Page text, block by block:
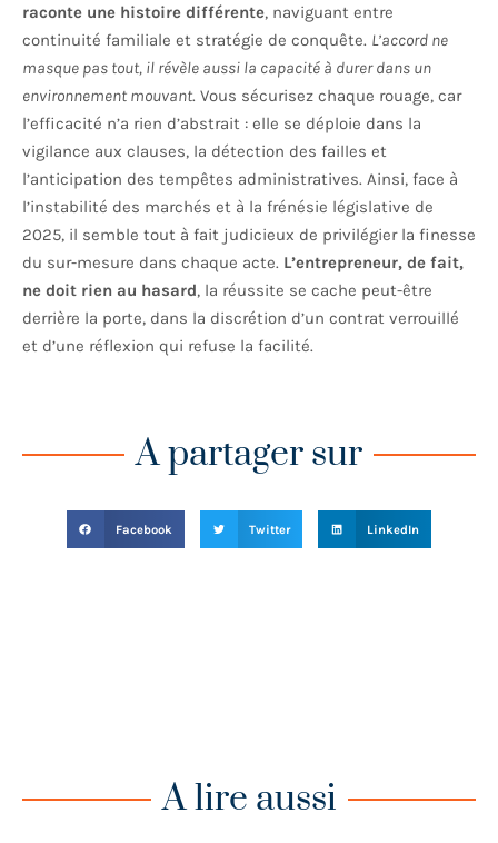
raconte une histoire différente, naviguant entre
continuité familiale et stratégie de conquête. L’accord ne
masque pas tout, il révèle aussi la capacité à durer dans un
environnement mouvant. Vous sécurisez chaque rouage, car
l’efficacité n’a rien d’abstrait : elle se déploie dans la
vigilance aux clauses, la détection des failles et
l’anticipation des tempêtes administratives. Ainsi, face à
l’instabilité des marchés et à la frénésie législative de
2025, il semble tout à fait judicieux de privilégier la finesse
du sur-mesure dans chaque acte. L’entrepreneur, de fait,
ne doit rien au hasard, la réussite se cache peut-être
derrière la porte, dans la discrétion d’un contrat verrouillé
et d’une réflexion qui refuse la facilité.
A partager sur
Facebook Twitter LinkedIn
A lire aussi